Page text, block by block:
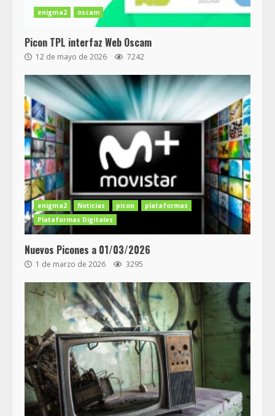
enigma2 oscam
Picon TPL interfaz Web Oscam
12 de mayo de 2026 7242
enigma2 Noticias picon
plataformas
Plataformas Digitales
Nuevos Picones a 01/03/2026
1 de marzo de 2026 3295